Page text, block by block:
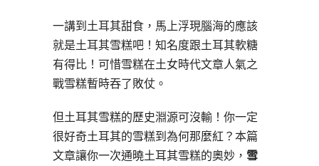
一講到土耳其甜食，馬上浮現腦海的應該
就是土耳其雪糕吧！知名度跟土耳其軟糖
有得比！可惜雪糕在土女時代文章人氣之
戰雪糕暫時吞了敗仗。
但土耳其雪糕的歷史淵源可沒輸！你一定
很好奇土耳其的雪糕到為何那麼紅？本篇
文章讓你一次通曉土耳其雪糕的奧妙， 雪